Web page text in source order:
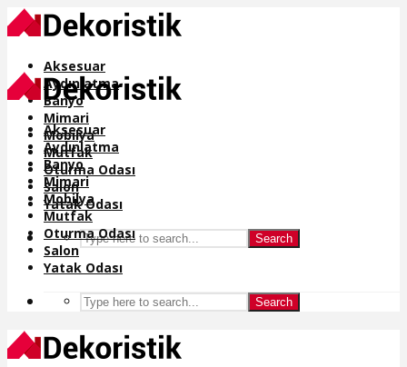
Aksesuar
Aydınlatma
Banyo
Mimari
Mobilya
Mutfak
Oturma Odası
Salon
Yatak Odası
Search
Aksesuar
Aydınlatma
Banyo
Mimari
Mobilya
Mutfak
Oturma Odası
Salon
Yatak Odası
Search